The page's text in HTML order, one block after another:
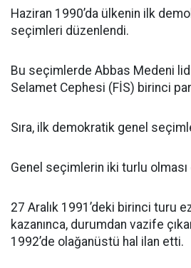
Haziran 1990’da ülkenin ilk
seçimleri düzenlendi.
Bu seçimlerde Abbas Medeni
Selamet Cephesi (FİS) birinci
Sıra, ilk demokratik genel
Genel seçimlerin iki turlu
27 Aralık 1991’deki birinci turu
kazanınca, durumdan vazife
1992’de olağanüstü hal ilan etti.